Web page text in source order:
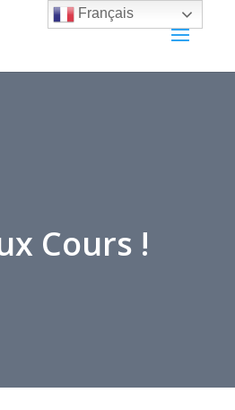
Cours !
Français